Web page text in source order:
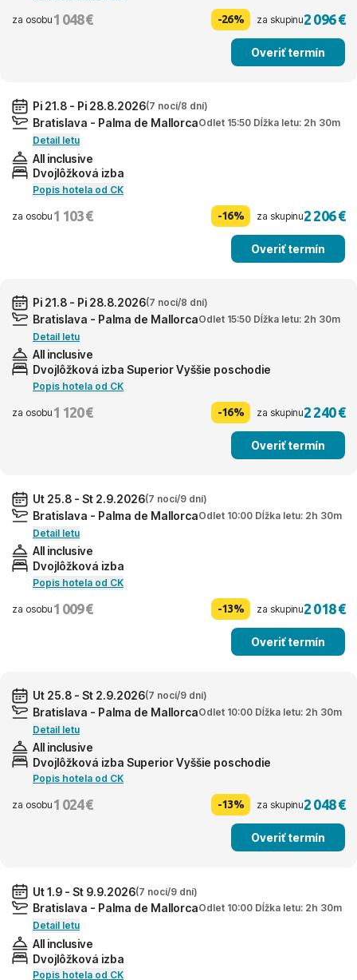
za osobu 1 048 € -26% za skupinu2 096 €
Overiť termín
Pi 21.8 - Pi 28.8.2026(7 nocí/8 dní)
Bratislava - Palma de MallorcaOdlet 15:50 Dĺžka letu: 2h 30m
Detail letu
All inclusive
Dvojlôžková izba
Popis hotela od CK
za osobu 1 103 € -16% za skupinu2 206 €
Overiť termín
Pi 21.8 - Pi 28.8.2026(7 nocí/8 dní)
Bratislava - Palma de MallorcaOdlet 15:50 Dĺžka letu: 2h 30m
Detail letu
All inclusive
Dvojlôžková izba Superior Vyššie poschodie
Popis hotela od CK
za osobu 1 120 € -16% za skupinu2 240 €
Overiť termín
Ut 25.8 - St 2.9.2026(7 nocí/9 dní)
Bratislava - Palma de MallorcaOdlet 10:00 Dĺžka letu: 2h 30m
Detail letu
All inclusive
Dvojlôžková izba
Popis hotela od CK
za osobu 1 009 € -13% za skupinu2 018 €
Overiť termín
Ut 25.8 - St 2.9.2026(7 nocí/9 dní)
Bratislava - Palma de MallorcaOdlet 10:00 Dĺžka letu: 2h 30m
Detail letu
All inclusive
Dvojlôžková izba Superior Vyššie poschodie
Popis hotela od CK
za osobu 1 024 € -13% za skupinu2 048 €
Overiť termín
Ut 1.9 - St 9.9.2026(7 nocí/9 dní)
Bratislava - Palma de MallorcaOdlet 10:00 Dĺžka letu: 2h 30m
Detail letu
All inclusive
Dvojlôžková izba
Popis hotela od CK